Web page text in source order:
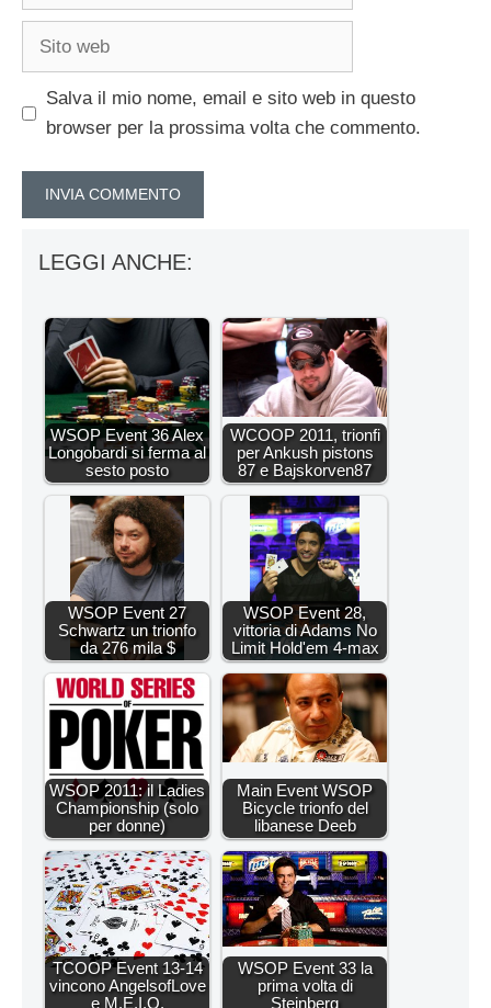
Sito
Salva il mio nome, email e sito web in questo
browser per la prossima volta che commento.
LEGGI ANCHE:
WSOP Event 36 Alex
Longobardi si ferma al
sesto posto
WCOOP 2011, trionfi
per Ankush pistons
87 e Bajskorven87
WSOP Event 27
Schwartz un trionfo
da 276 mila $
WSOP Event 28,
vittoria di Adams No
Limit Hold'em 4-max
WSOP 2011: il Ladies
Championship (solo
per donne)
Main Event WSOP
Bicycle trionfo del
libanese Deeb
TCOOP Event 13-14
vincono AngelsofLove
e M.E.I.O.
WSOP Event 33 la
prima volta di
Steinberg